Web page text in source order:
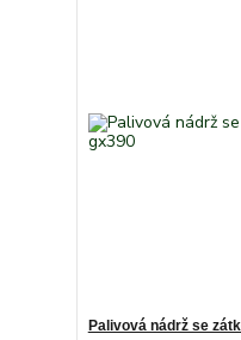
Palivová nádrž se